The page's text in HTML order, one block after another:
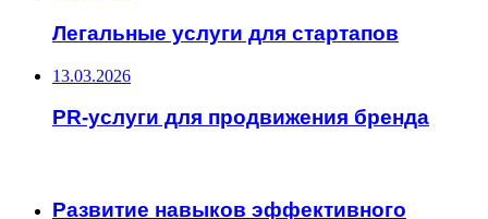
Легальные услуги для стартапов
13.03.2026
PR-услуги для продвижения бренда
Развитие навыков эффективного